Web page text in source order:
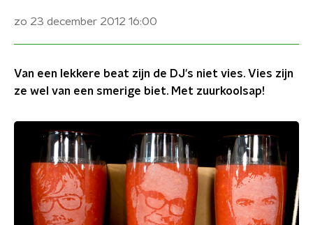
zo 23 december 2012 16:00
Van een lekkere beat zijn de DJ's niet vies. Vies zijn
ze wel van een smerige biet. Met zuurkoolsap!